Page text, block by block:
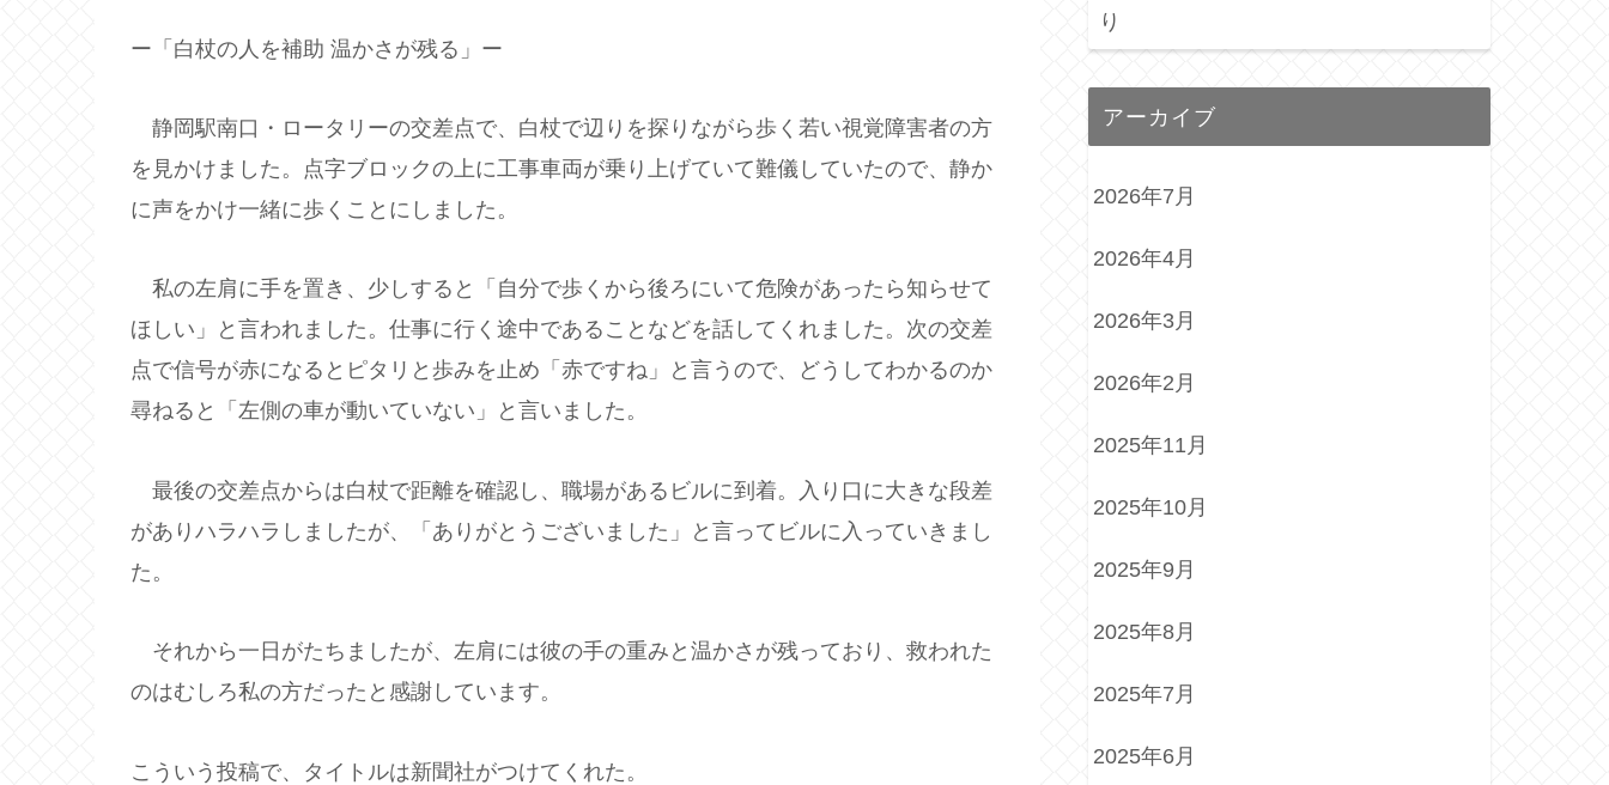
ー「白杖の人を補助 温かさが残る」ー
静岡駅南口・ロータリーの交差点で、白杖で辺りを探りながら歩く若い視覚障害者の方
を見かけました。点字ブロックの上に工事車両が乗り上げていて難儀していたので、静か
に声をかけ一緒に歩くことにしました。
私の左肩に手を置き、少しすると「自分で歩くから後ろにいて危険があったら知らせて
ほしい」と言われました。仕事に行く途中であることなどを話してくれました。次の交差
点で信号が赤になるとピタリと歩みを止め「赤ですね」と言うので、どうしてわかるのか
尋ねると「左側の車が動いていない」と言いました。
最後の交差点からは白杖で距離を確認し、職場があるビルに到着。入り口に大きな段差
がありハラハラしましたが、「ありがとうございました」と言ってビルに入っていきまし
た。
それから一日がたちましたが、左肩には彼の手の重みと温かさが残っており、救われた
のはむしろ私の方だったと感謝しています。
こういう投稿で、タイトルは新聞社がつけてくれた。
り
アーカイブ
2026年7月
2026年4月
2026年3月
2026年2月
2025年11月
2025年10月
2025年9月
2025年8月
2025年7月
2025年6月